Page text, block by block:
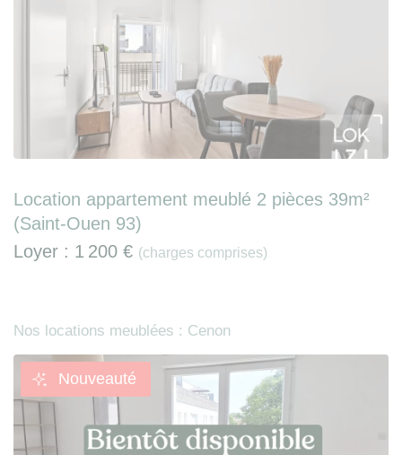
Location appartement meublé 2 pièces 39m²
(Saint-Ouen 93)
Loyer : 1 200 € (charges comprises)
Nos locations meublées : Cenon
Nouveauté